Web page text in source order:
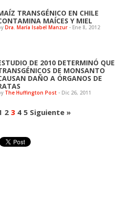
TRANSGÉNICO EN CHILE
MAÍCES Y MIEL
Dra. María Isabel Manzur- Ene 8, 2012
DE 2010 DETERMINÓ QUE
DE MONSANTO
DAÑO A ÓRGANOS DE
The Huffington Post - Dic 26, 2011
2 3 4 5 Siguiente »